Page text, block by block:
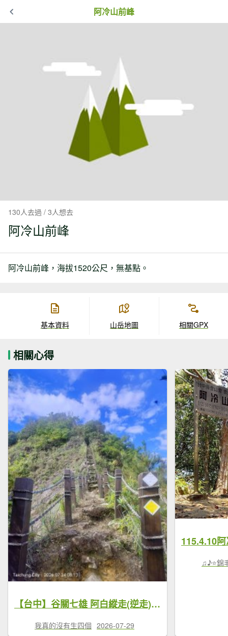
阿冷山前峰
130人去過 / 3人想去
阿冷山前峰
阿冷山前峰，海拔1520公尺，無基點。
基本資料 山岳地圖 相關GPX
相關心得
【台中】谷關七雄 阿白縱走(逆走)O型
我真的沒有生四個 2026-07-29
115.4.10
♫♪⭐錦